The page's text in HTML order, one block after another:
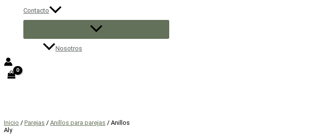
Contacto
Nosotros
Inicio / Parejas / Anillos para parejas / Anillos
Aly